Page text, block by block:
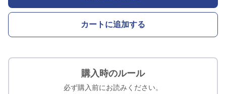
カートに追加する
購入時のルール
必ず購入前にお読みください。